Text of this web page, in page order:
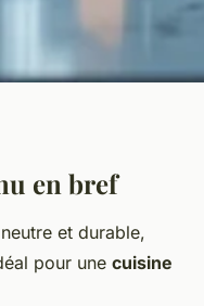
:
pour une
en bref
et durable,
pour une cuisine